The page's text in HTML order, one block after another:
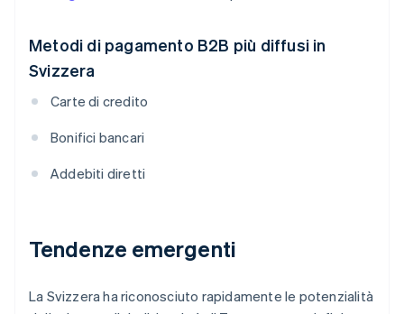
Metodi di pagamento B2B più diffusi in
Svizzera
Carte di credito
Bonifici bancari
Addebiti diretti
Tendenze emergenti
La Svizzera ha riconosciuto rapidamente le potenzialità